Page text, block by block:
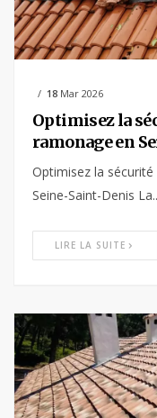
18 Mar 2026
Optimisez la
ramonage en
Optimisez la
Seine-Saint-Denis
LIRE LA SUITE